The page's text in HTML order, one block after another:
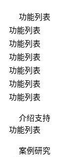
功能列表
功能列表
功能列表
功能列表
功能列表
功能列表
功能列表
介绍支持
功能列表
案例研究